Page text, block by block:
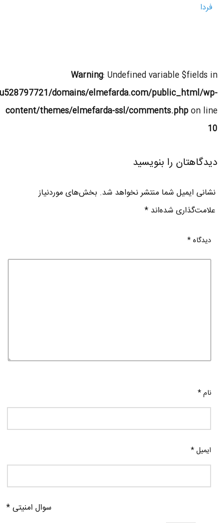
فردا
Warning: Undefined variable $fields in
domains/elmefarda.com/public_html/wp-
content/themes/elmefarda-ssl/comments.phpon line
10
دیدگاهتان را بنویسید
نشانی ایمیل شما منتشر نخواهد شد. بخش‌های موردنیاز
علامت‌گذاری شده‌اند*
دیدگاه*
نام*
ایمیل*
سوال امنیتی *